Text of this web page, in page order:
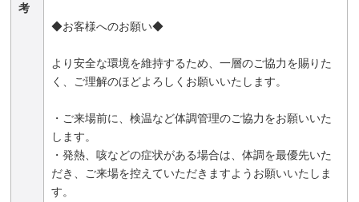
考
◆お客様へのお願い◆
より安全な環境を維持するため、一層のご協力を賜りた
く、ご理解のほどよろしくお願いいたします。
・ご来場前に、検温など体調管理のご協力をお願いいた
します。
・発熱、咳などの症状がある場合は、体調を最優先いた
だき、ご来場を控えていただきますようお願いいたしま
す。